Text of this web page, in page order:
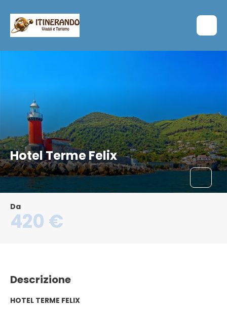
Hotel Terme Felix
Da
420 €
Descrizione
HOTEL TERME FELIX